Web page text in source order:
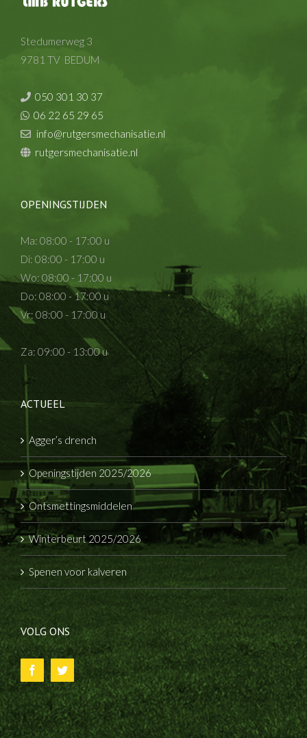
Stedumerweg 3
9781 TV BEDUM
050 301 30 37
06 22 65 29 65
info@rutgersmechanisatie.nl
rutgersmechanisatie.nl
OPENINGSTIJDEN
Ma: 08:00 - 17:00 u
Di: 08:00 - 17:00 u
Wo: 08:00 - 17:00 u
Do: 08:00 - 17:00 u
Vr: 08:00 - 17:00 u
Za: 09:00 - 13:00 u
ACTUEEL
Agger’s drench
Openingstijden 2025/2026
Ontsmettingsmiddelen
Winterbeurt 2025/2026
Spenen voor kalveren
VOLG ONS